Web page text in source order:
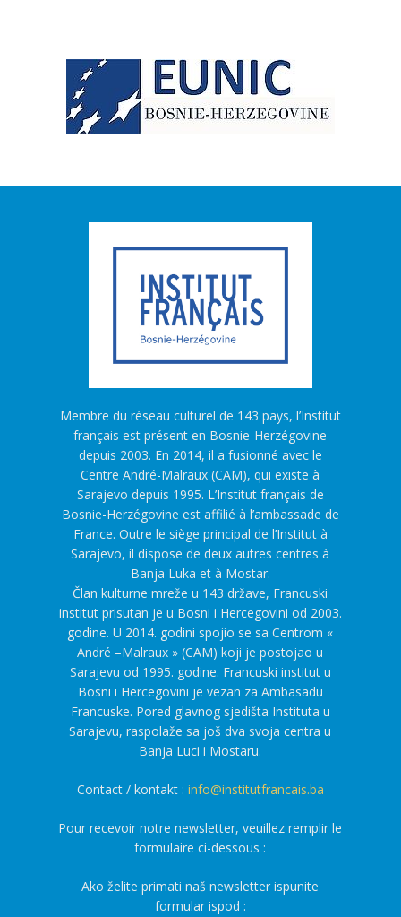
Membre du réseau culturel de 143 pays, l’Institut
français est présent en Bosnie-Herzégovine
depuis 2003. En 2014, il a fusionné avec le
Centre André-Malraux (CAM), qui existe à
Sarajevo depuis 1995. L’Institut français de
Bosnie-Herzégovine est affilié à l’ambassade de
France. Outre le siège principal de l’Institut à
Sarajevo, il dispose de deux autres centres à
Banja Luka et à Mostar.
Član kulturne mreže u 143 države, Francuski
institut prisutan je u Bosni i Hercegovini od 2003.
godine. U 2014. godini spojio se sa Centrom «
André –Malraux » (CAM) koji je postojao u
Sarajevu od 1995. godine. Francuski institut u
Bosni i Hercegovini je vezan za Ambasadu
Francuske. Pored glavnog sjedišta Instituta u
Sarajevu, raspolaže sa još dva svoja centra u
Banja Luci i Mostaru.
Contact / kontakt : info@institutfrancais.ba
Pour recevoir notre newsletter, veuillez remplir le
formulaire ci-dessous :
Ako želite primati naš newsletter ispunite
formular ispod :